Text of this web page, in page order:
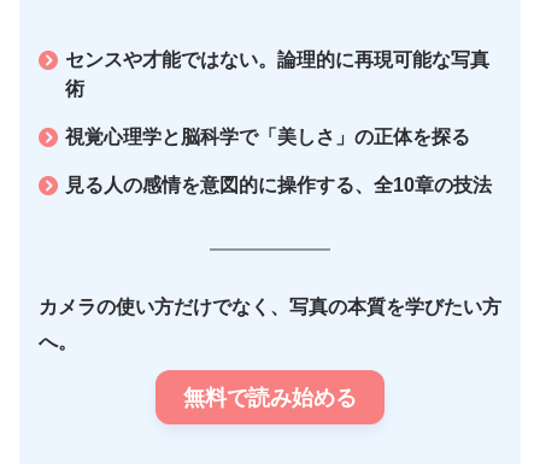
センスや才能ではない。論理的に再現可能な写真
術
視覚心理学と脳科学で「美しさ」の正体を探る
見る人の感情を意図的に操作する、全10章の技法
カメラの使い方だけでなく、写真の本質を学びたい方
へ。
無料で読み始める